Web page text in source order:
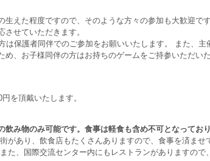
えた程度ですので、そのような方々の参加も大歓迎です
せていただきます。
は保護者同伴でのご参加をお願いいたします。 また、主
め、お子様同伴の方はお持ちのゲームをご持参いただい
を頂戴いたします。
み物のみ可能です。食事は軽食も含め不可となってお
があり、飲食店もたくさんありますので、食事を済ませ
た、国際交流センター内にもレストランがありますので